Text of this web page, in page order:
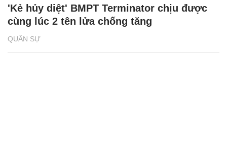
QUÂN SỰ
'Kẻ hủy diệt' BMPT Terminator chịu được
cùng lúc 2 tên lửa chống tăng